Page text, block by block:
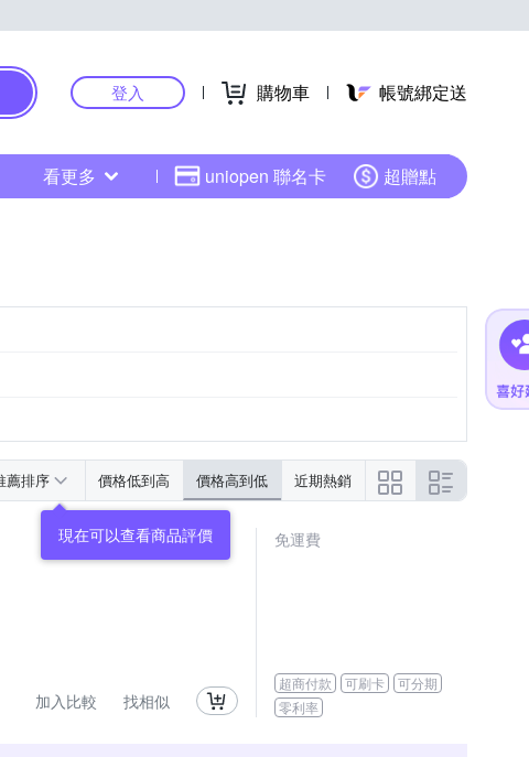
登入 購物車 帳號綁定送
看更多 uniopen 聯名卡 超贈點
薦排序 價格低到高 價格高到低 近期熱銷
現在可以查看商品評價
加入比較 找相似
免運費
超商付款 可刷卡
可分期
零利率